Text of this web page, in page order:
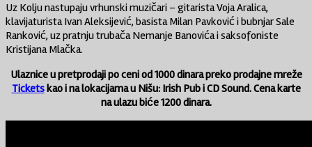
Uz Kolju nastupaju vrhunski muzičari – gitarista Voja Aralica,
klavijaturista Ivan Aleksijević, basista Milan Pavković i bubnjar Sale
Ranković, uz pratnju trubača Nemanje Banovića i saksofoniste
Kristijana Mlačka.
Ulaznice u pretprodaji po ceni od 1000 dinara preko prodajne mreže
Ticketskao i na lokacijama u Nišu: Irish Pub i CD Sound. Cena karte
na ulazu biće 1200 dinara.